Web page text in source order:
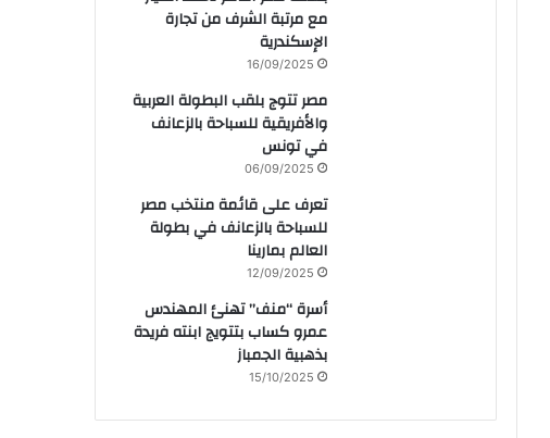
مع مرتبة الشرف من تجارة
الإسكندرية
16/09/2025
مصر تتوج بلقب البطولة العربية
والأفريقية للسباحة بالزعانف
في تونس
06/09/2025
تعرف على قائمة منتخب مصر
للسباحة بالزعانف في بطولة
العالم بمارينا
12/09/2025
أسرة “منف” تهنئ المهندس
عمرو كساب بتتويج ابنته فريدة
بذهبية الجمباز
15/10/2025